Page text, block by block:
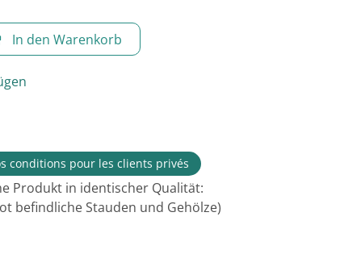
In den Warenkorb
conditions pour les clients privés
Produkt in identischer Qualität:
befindliche Stauden und Gehölze)